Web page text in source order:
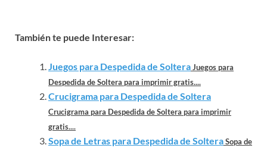
También te puede Interesar:
Juegos para Despedida de SolteraJuegos para
Despedida de Soltera para imprimir gratis....
Crucigrama para Despedida de Soltera
Crucigrama para Despedida de Soltera para imprimir
gratis....
Sopa de Letras para Despedida de SolteraSopa de